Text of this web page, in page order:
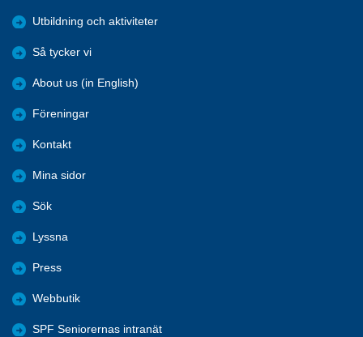
Utbildning och aktiviteter
Så tycker vi
About us (in English)
Föreningar
Kontakt
Mina sidor
Sök
Lyssna
Press
Webbutik
SPF Seniorernas intranät